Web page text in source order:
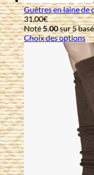
Guêtres en laine de
31,00€
Noté5.00sur 5
Choix des options